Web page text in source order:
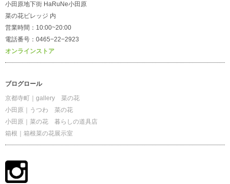
小田原地下街 HaRuNe小田原
菜の花ビレッジ 内
営業時間：10:00~20:00
電話番号：0465−22−2923
オンラインストア
ブログロール
京都寺町｜gallery 菜の花
小田原｜うつわ 菜の花
小田原｜菜の花 暮らしの道具店
箱根｜箱根菜の花展示室